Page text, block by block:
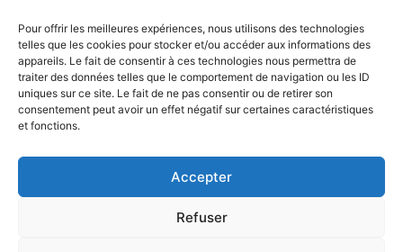
Pour offrir les meilleures expériences, nous utilisons des technologies
telles que les cookies pour stocker et/ou accéder aux informations des
appareils. Le fait de consentir à ces technologies nous permettra de
traiter des données telles que le comportement de navigation ou les ID
uniques sur ce site. Le fait de ne pas consentir ou de retirer son
consentement peut avoir un effet négatif sur certaines caractéristiques
et fonctions.
Accepter
Refuser
© Gouvernement du Québec, 2026
Plan du site
Accessibilité
Accès à l'information
Déclaration de services